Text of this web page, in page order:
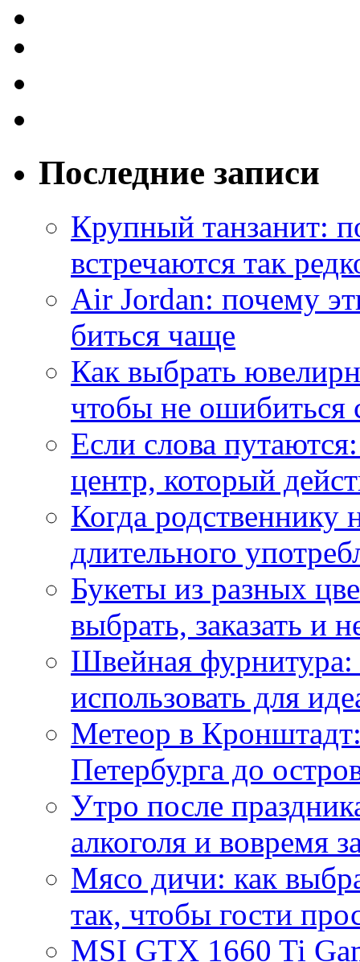
Последние записи
Крупный танзанит:
встречаются так
Air Jordan: почему
биться чаще
Как выбрать
чтобы не ошибиться
Если слова
центр, который
Когда
длительного
Букеты из разных
выбрать, заказать и
Швейная фурнитура:
использовать для
Метеор в
Петербурга до
Утро после
алкоголя и вовремя
Мясо дичи: как
так, чтобы гости
MSI GTX 1660 Ti